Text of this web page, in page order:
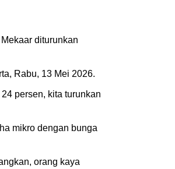
diturunkan
Rabu, 13 Mei 2026.
persen, kita turunkan
mikro dengan bunga
orang kaya